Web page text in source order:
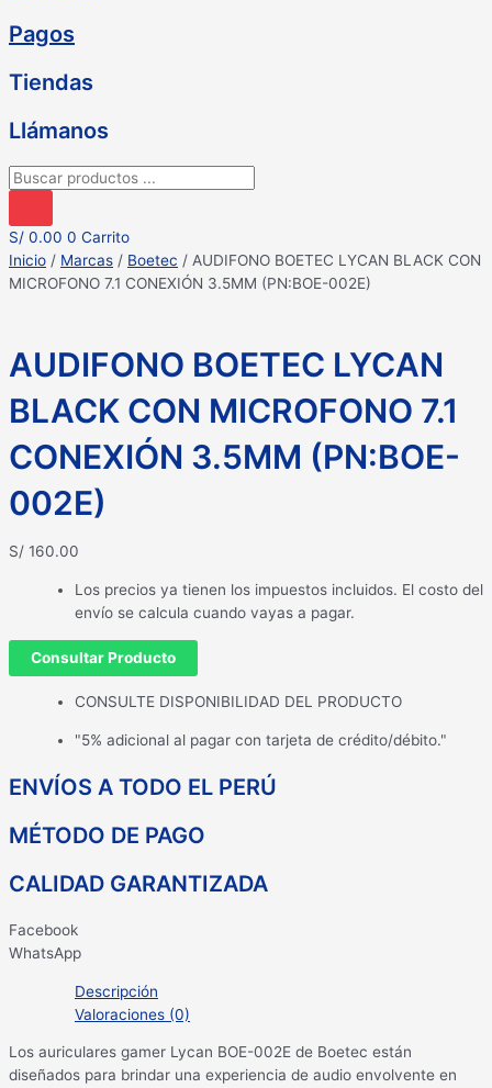
Pagos
Tiendas
Llámanos
Búsqueda
productos
S/ 0.00 0 Carrito
Inicio / Marcas / Boetec / AUDIFONO BOETEC LYCAN BLACK CON
MICROFONO 7.1 CONEXIÓN 3.5MM (PN:BOE-002E)
AUDIFONO BOETEC LYCAN
BLACK CON MICROFONO 7.1
CONEXIÓN 3.5MM (PN:BOE-
002E)
S/ 160.00
Los precios ya tienen los impuestos incluidos. El costo del
envío se calcula cuando vayas a pagar.
Consultar Producto
CONSULTE DISPONIBILIDAD DEL PRODUCTO
"5% adicional al pagar con tarjeta de crédito/débito."
ENVÍOS A TODO EL PERÚ
MÉTODO DE PAGO
CALIDAD GARANTIZADA
Facebook
WhatsApp
Descripción
Valoraciones (0)
Los auriculares gamer Lycan BOE-002E de Boetec están
diseñados para brindar una experiencia de audio envolvente en